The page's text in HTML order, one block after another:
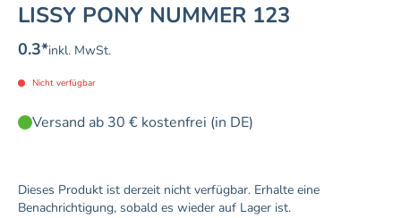
LISSY PONY NUMMER 123
0.3*inkl. MwSt.
Nicht verfügbar
Versand ab 30 € kostenfrei (in DE)
Dieses Produkt ist derzeit nicht verfügbar. Erhalte eine
Benachrichtigung, sobald es wieder auf Lager ist.